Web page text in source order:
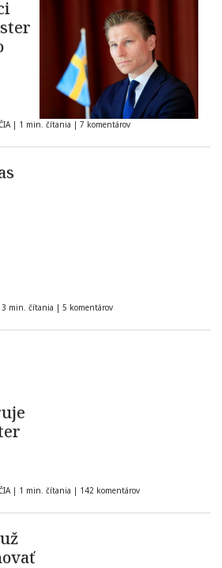
| 1 min. čítania | 7 komentárov
3 min. čítania | 5 komentárov
| 1 min. čítania | 142 komentárov